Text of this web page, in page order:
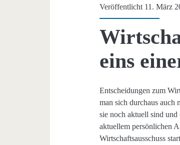
Veröffentlicht 11. März
eins
Entscheidungen zum
man sich durchaus auch
sie noch aktuell sind
aktuellem persönlichen
Wirtschaftsausschuss